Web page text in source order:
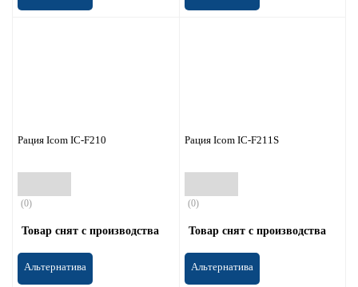
Рация Icom IC-F210
(0)
Товар снят с производства
Альтернатива
Рация Icom IC-F211S
(0)
Товар снят с производства
Альтернатива